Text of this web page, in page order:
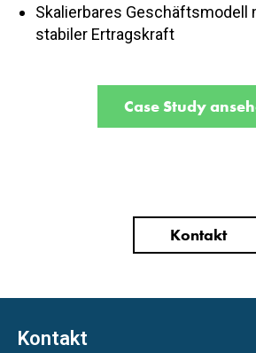
Skalierbares Geschäftsmodell
stabiler Ertragskraft
Case Study
Kontakt
Kontakt